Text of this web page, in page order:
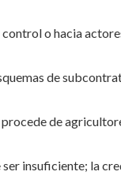
o hacia
de
de
insuficiente; la